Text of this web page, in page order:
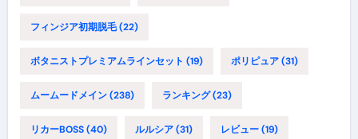
フィンジア初期脱毛(22)
ボタニストプレミアムラインセット (19) ポリピュア(31)
ムームードメイン(238) ランキング(23)
リカーBOSS(40) ルルシア(31) レビュー(19)